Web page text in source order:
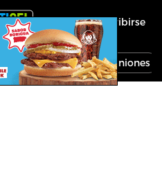
Inscribirse
Economía Opiniones